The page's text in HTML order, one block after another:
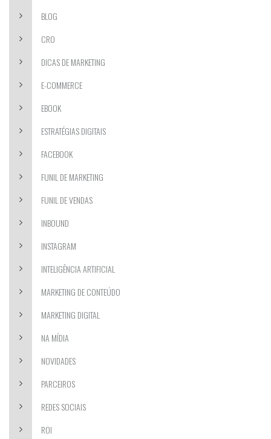
BLOG
CRO
DICAS DE MARKETING
E-COMMERCE
EBOOK
ESTRATÉGIAS DIGITAIS
FACEBOOK
FUNIL DE MARKETING
FUNIL DE VENDAS
INBOUND
INSTAGRAM
INTELIGÊNCIA ARTIFICIAL
MARKETING DE CONTEÚDO
MARKETING DIGITAL
NA MÍDIA
NOVIDADES
PARCEIROS
REDES SOCIAIS
ROI